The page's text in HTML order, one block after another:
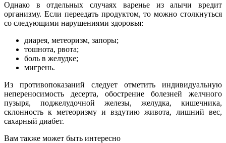
Однако в отдельных случаях варенье из алычи вредит
организму. Если переедать продуктом, то можно столкнуться
со следующими нарушениями здоровья:
диарея, метеоризм, запоры;
тошнота, рвота;
боль в желудке;
мигрень.
Из противопоказаний следует отметить индивидуальную
непереносимость десерта, обострение болезней желчного
пузыря, поджелудочной железы, желудка, кишечника,
склонность к метеоризму и вздутию живота, лишний вес,
сахарный диабет.
Вам также может быть интересно